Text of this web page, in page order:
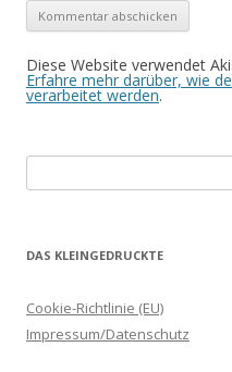
Diese Website verwendet
Erfahre mehr darüber, wie
verarbeitet werden.
nach:
DAS KLEINGEDRUCKTE
Cookie-Richtlinie (EU)
Impressum/Datenschutz